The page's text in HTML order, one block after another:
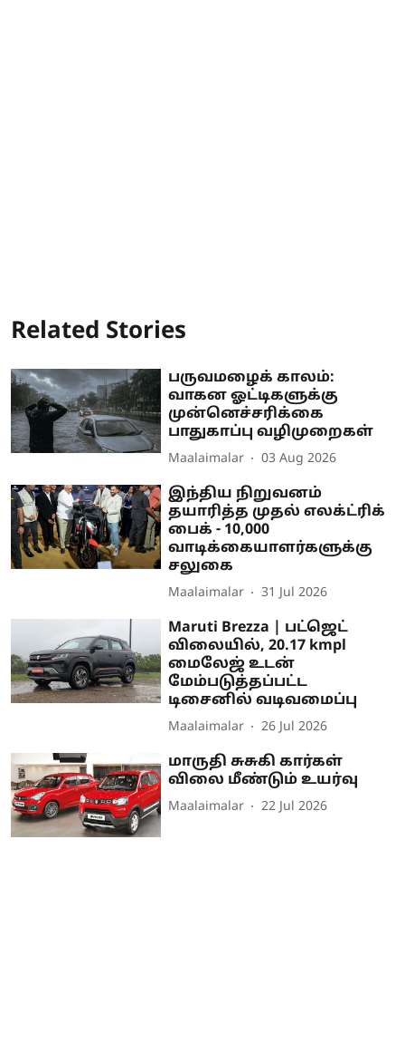
Related Stories
பருவமழைக் காலம்:
வாகன ஓட்டிகளுக்கு
முன்னெச்சரிக்கை
பாதுகாப்பு வழிமுறைகள்
Maalaimalar 03 Aug 2026
இந்திய நிறுவனம்
தயாரித்த முதல் எலக்ட்ரிக்
பைக் - 10,000
வாடிக்கையாளர்களுக்கு
சலுகை
Maalaimalar 31 Jul 2026
Maruti Brezza | பட்ஜெட்
விலையில், 20.17 kmpl
மைலேஜ் உடன்
மேம்படுத்தப்பட்ட
டிசைனில் வடிவமைப்பு
Maalaimalar 26 Jul 2026
மாருதி சுசுகி கார்கள்
விலை மீண்டும் உயர்வு
Maalaimalar 22 Jul 2026